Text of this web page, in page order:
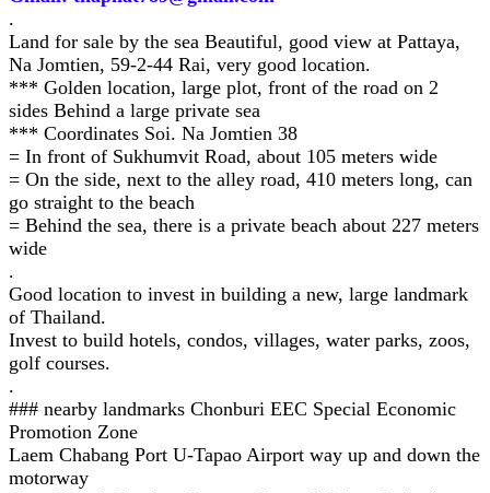
.
Land for sale by the sea Beautiful, good view at Pattaya,
Na Jomtien, 59-2-44 Rai, very good location.
*** Golden location, large plot, front of the road on 2
sides Behind a large private sea
*** Coordinates Soi. Na Jomtien 38
= In front of Sukhumvit Road, about 105 meters wide
= On the side, next to the alley road, 410 meters long, can
go straight to the beach
= Behind the sea, there is a private beach about 227 meters
wide
.
Good location to invest in building a new, large landmark
of Thailand.
Invest to build hotels, condos, villages, water parks, zoos,
golf courses.
.
### nearby landmarks Chonburi EEC Special Economic
Promotion Zone
Laem Chabang Port U-Tapao Airport way up and down the
motorway